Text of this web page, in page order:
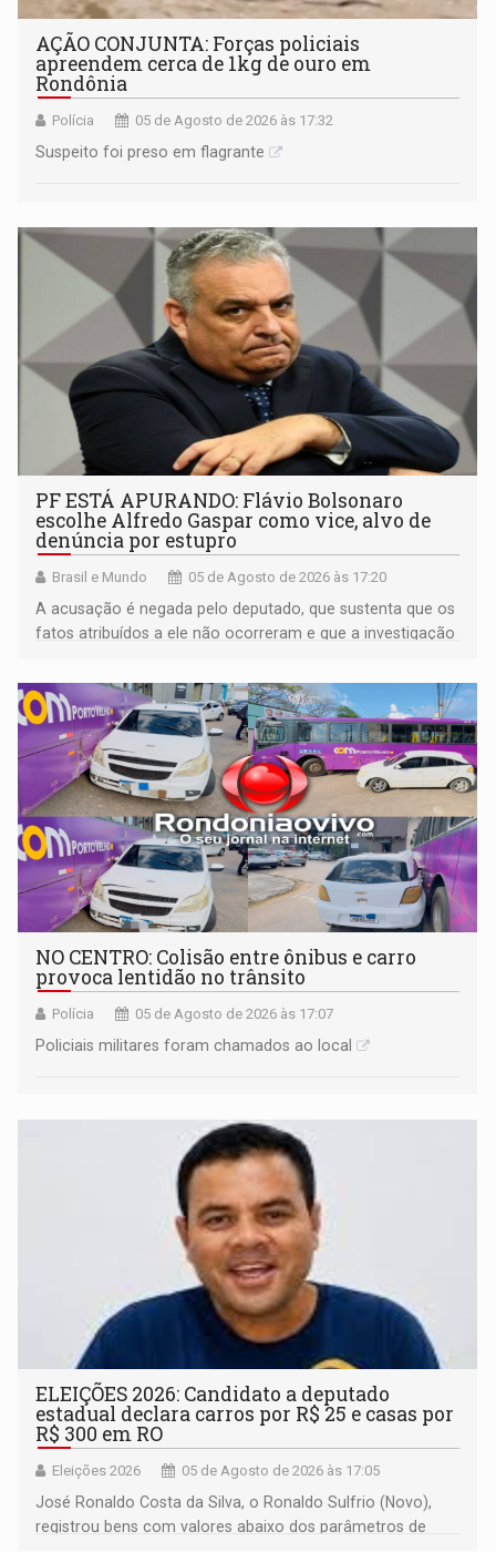
AÇÃO CONJUNTA: Forças policiais
apreendem cerca de 1kg de ouro em
Rondônia
Polícia 05 de Agosto de 2026 às 17:32
Suspeito foi preso em flagrante
PF ESTÁ APURANDO: Flávio Bolsonaro
escolhe Alfredo Gaspar como vice, alvo de
denúncia por estupro
Brasil e Mundo 05 de Agosto de 2026 às 17:20
A acusação é negada pelo deputado, que sustenta que os
fatos atribuídos a ele não ocorreram e que a investigação
NO CENTRO: Colisão entre ônibus e carro
provoca lentidão no trânsito
Polícia 05 de Agosto de 2026 às 17:07
Policiais militares foram chamados ao local
ELEIÇÕES 2026: Candidato a deputado
estadual declara carros por R$ 25 e casas por
R$ 300 em RO
Eleições 2026 05 de Agosto de 2026 às 17:05
José Ronaldo Costa da Silva, o Ronaldo Sulfrio (Novo),
registrou bens com valores abaixo dos parâmetros de